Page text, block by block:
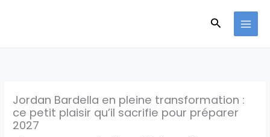
Jordan Bardella en pleine transformation :
ce petit plaisir qu’il sacrifie pour préparer
2027